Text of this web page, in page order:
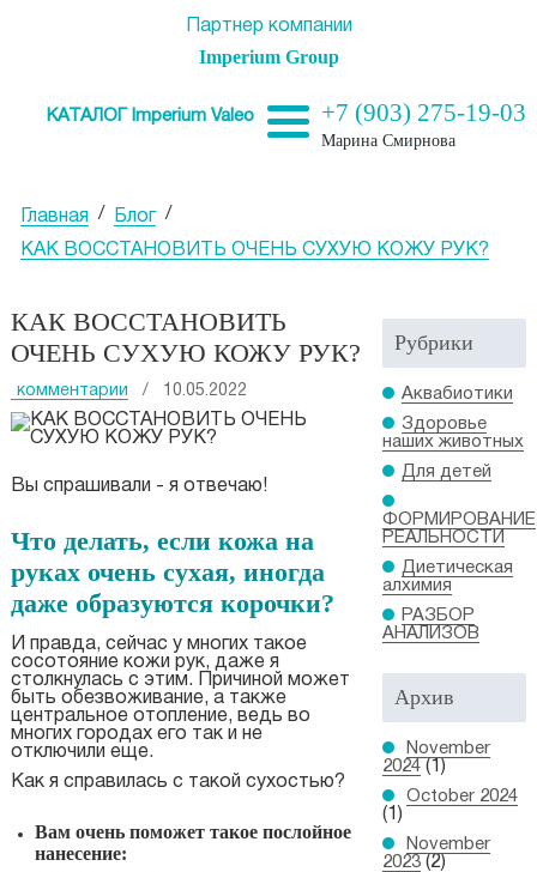
Партнер компании
Imperium Group
КАТАЛОГ Imperium Valeo +7 (903) 275-19-03
Марина Смирнова
Главная / Блог /
КАК ВОССТАНОВИТЬ ОЧЕНЬ СУХУЮ КОЖУ РУК?
КАК ВОССТАНОВИТЬ
ОЧЕНЬ СУХУЮ КОЖУ РУК?
комментарии / 10.05.2022
Вы спрашивали - я отвечаю!
Что делать, если кожа на
руках очень сухая, иногда
даже образуются корочки?
И правда, сейчас у многих такое
сосотояние кожи рук, даже я
столкнулась с этим. Причиной может
быть обезвоживание, а также
центральное отопление, ведь во
многих городах его так и не
отключили еще.
Как я справилась с такой сухостью?
Вам очень поможет такое послойное
нанесение:
Рубрики
Аквабиотики
Здоровье
наших животных
Для детей
ФОРМИРОВАНИЕ
РЕАЛЬНОСТИ
Диетическая
алхимия
РАЗБОР
АНАЛИЗОВ
Архив
November
2024(1)
October 2024
(1)
November
2023(2)